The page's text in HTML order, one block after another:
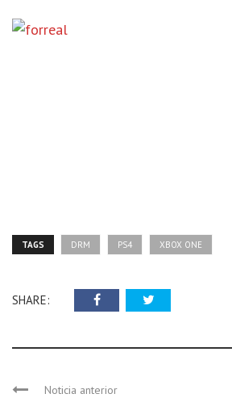
TAGS DRM PS4 XBOX ONE
SHARE:
Noticia anterior